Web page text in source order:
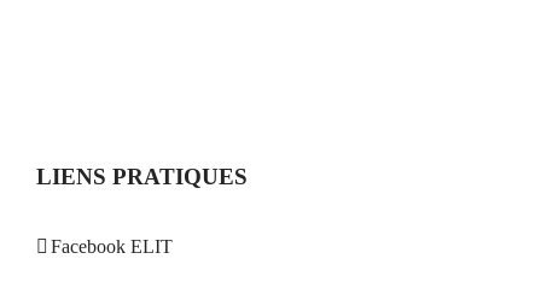
LIENS PRATIQUES
Facebook ELIT